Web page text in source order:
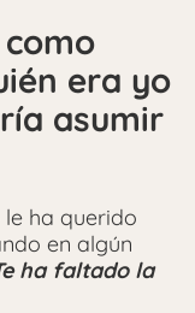
era yo
asumir
le ha querido
en algún
ha faltado la